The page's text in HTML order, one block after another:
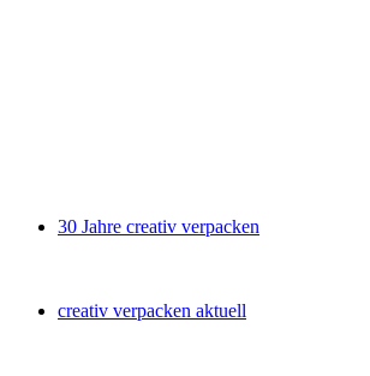
30 Jahre creativ verpacken
creativ verpacken aktuell